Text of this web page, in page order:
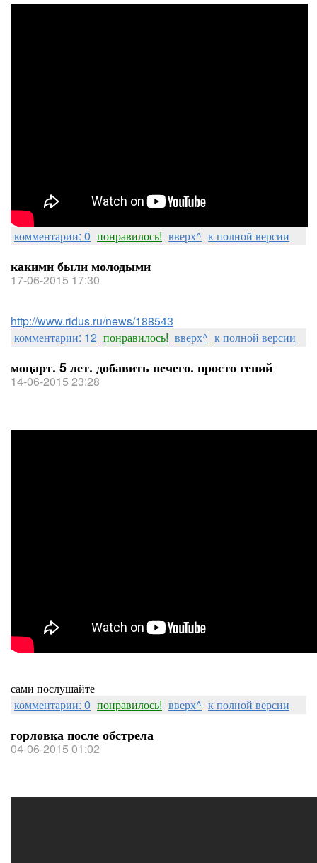
комментарии: 0 понравилось! вверх^ к полной версии
какими были молодыми
17-06-2015 17:30
http://www.ridus.ru/news/188543
комментарии: 12 понравилось! вверх^ к полной версии
моцарт. 5 лет. добавить нечего. просто гений
14-06-2015 23:28
сами послушайте
комментарии: 0 понравилось! вверх^ к полной версии
горловка после обстрела
04-06-2015 01:02